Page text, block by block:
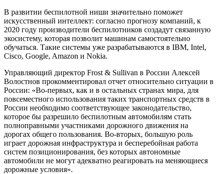
В развитии беспилотной ниши значительно поможет
искусственный интеллект: согласно прогнозу компаний, к
2020 году производители беспилотников создадут связанную
экосистему, которая позволит машинам самостоятельно
обучаться. Такие системы уже разрабатываются в IBM, Intel,
Cisco, Google, Amazon и Nokia.
Управляющий директор Frost & Sullivan в России Алексей
Волостнов прокомментировал отчет относительно ситуации в
России: «Во-первых, как и в остальных странах мира, для
повсеместного использования таких транспортных средств в
России необходимо соответствующее законодательство,
которое бы разрешило беспилотным автомобилям стать
полноправными участниками дорожного движения на
дорогах общего пользования. Во-вторых, большую роль
играет дорожная инфраструктура и бесперебойная работа
систем позиционирования, без которых автономные
автомобили не могут адекватно реагировать на меняющиеся
дорожные условия».